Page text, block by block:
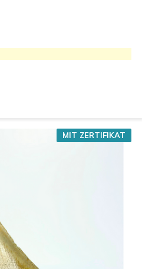
MIT ZERTIFIKAT